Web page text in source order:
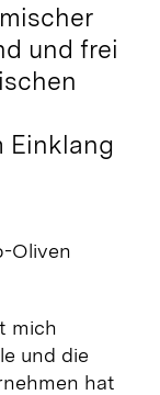
und frei
Einklang
Oliven
mich
und die
hat